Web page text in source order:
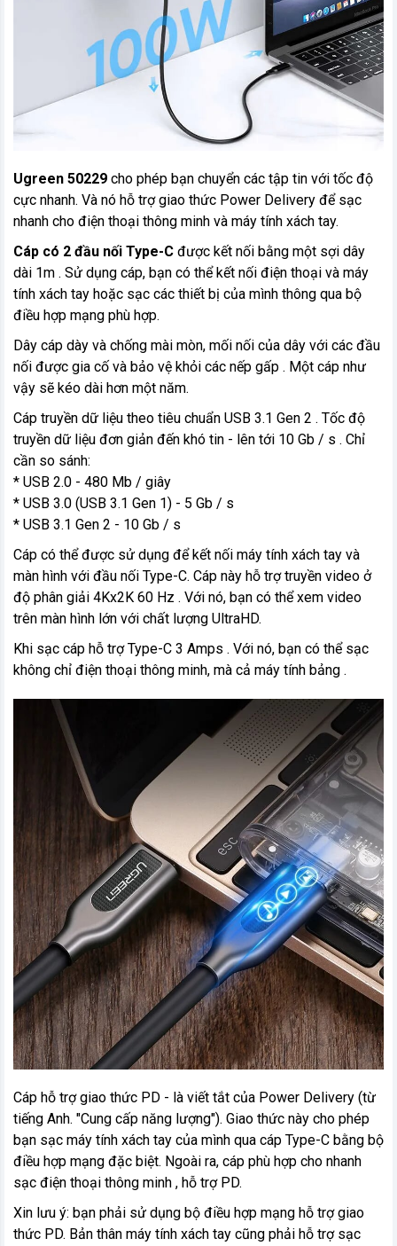
Ugreen 50229 cho phép bạn chuyển các tập tin với tốc độ
cực nhanh. Và nó hỗ trợ giao thức Power Delivery để sạc
nhanh cho điện thoại thông minh và máy tính xách tay.
Cáp có 2 đầu nối Type-C được kết nối bằng một sợi dây
dài 1m . Sử dụng cáp, bạn có thể kết nối điện thoại và máy
tính xách tay hoặc sạc các thiết bị của mình thông qua bộ
điều hợp mạng phù hợp.
Dây cáp dày và chống mài mòn, mối nối của dây với các đầu
nối được gia cố và bảo vệ khỏi các nếp gấp . Một cáp như
vậy sẽ kéo dài hơn một năm.
Cáp truyền dữ liệu theo tiêu chuẩn USB 3.1 Gen 2 . Tốc độ
truyền dữ liệu đơn giản đến khó tin - lên tới 10 Gb / s . Chỉ
cần so sánh:
* USB 2.0 - 480 Mb / giây
* USB 3.0 (USB 3.1 Gen 1) - 5 Gb / s
* USB 3.1 Gen 2 - 10 Gb / s
Cáp có thể được sử dụng để kết nối máy tính xách tay và
màn hình với đầu nối Type-C. Cáp này hỗ trợ truyền video ở
độ phân giải 4Kx2K 60 Hz . Với nó, bạn có thể xem video
trên màn hình lớn với chất lượng UltraHD.
Khi sạc cáp hỗ trợ Type-C 3 Amps . Với nó, bạn có thể sạc
không chỉ điện thoại thông minh, mà cả máy tính bảng .
Cáp hỗ trợ giao thức PD - là viết tắt của Power Delivery (từ
tiếng Anh. "Cung cấp năng lượng"). Giao thức này cho phép
bạn sạc máy tính xách tay của mình qua cáp Type-C bằng bộ
điều hợp mạng đặc biệt. Ngoài ra, cáp phù hợp cho nhanh
sạc điện thoại thông minh , hỗ trợ PD.
Xin lưu ý: bạn phải sử dụng bộ điều hợp mạng hỗ trợ giao
thức PD. Bản thân máy tính xách tay cũng phải hỗ trợ sạc